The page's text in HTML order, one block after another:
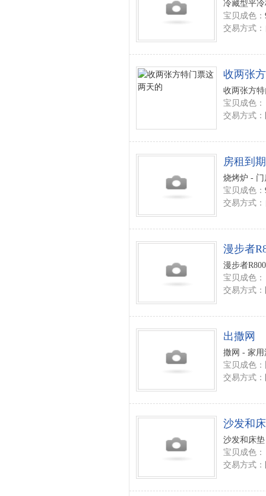
冷藏型平
宝贝成色：
交易方式：
收两张
收两张方
宝贝成色：
交易方式：
房租到
烧烤炉 - 门
宝贝成色：
交易方式：
漫步者
漫步者
宝贝成色：
交易方式：
出撒网
撒网 - 家用
宝贝成色：
交易方式：
沙发和
沙发和床
宝贝成色：
交易方式：